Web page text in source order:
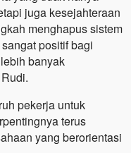
juga kesejahteraan
menghapus sistem
positif bagi
banyak
pekerja untuk
terus
yang berorientasi